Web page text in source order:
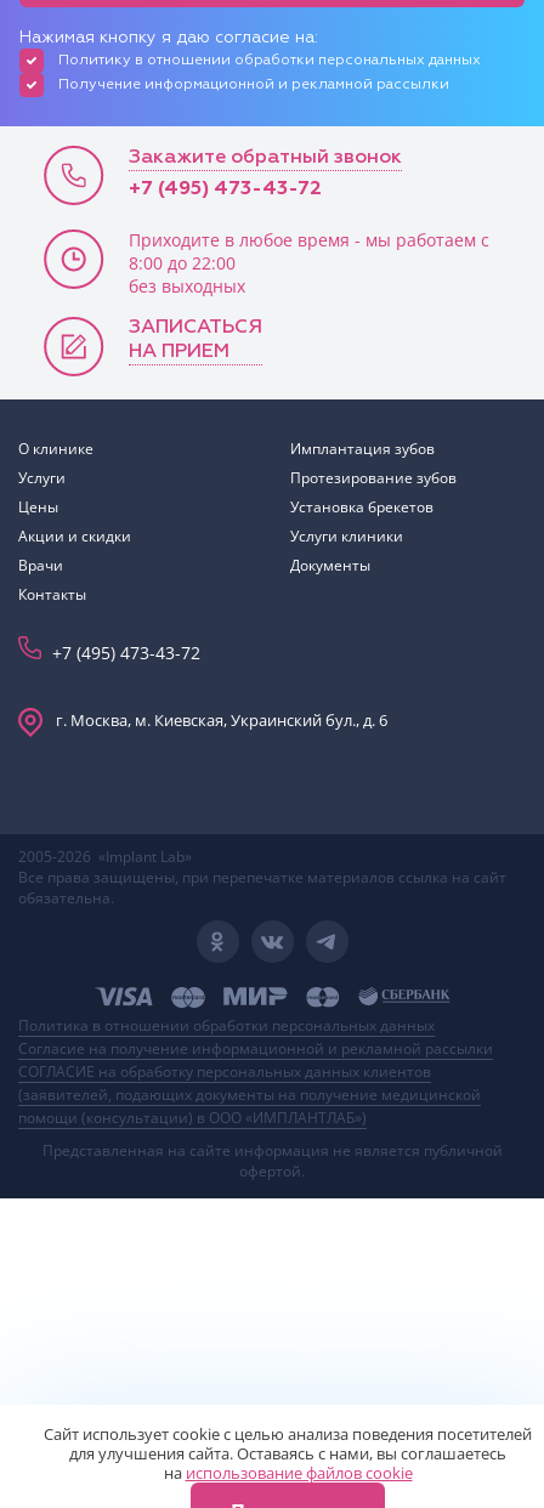
Нажимая кнопку я даю согласие на:
Политику в отношении обработки персональных данных
Получение информационной и рекламной рассылки
Закажите обратный звонок
+7 (495) 473-43-72
Приходите в любое время - мы работаем с
8:00 до 22:00
без выходных
ЗАПИСАТЬСЯ
НА ПРИЕМ
О клинике
Услуги
Цены
Акции и скидки
Врачи
Контакты
Имплантация зубов
Протезирование зубов
Установка брекетов
Услуги клиники
Документы
+7 (495) 473-43-72
г. Москва, м. Киевская, Украинский бул., д. 6
2005-2026 «Implant Lab»
Все права защищены, при перепечатке материалов ссылка на сайт
обязательна.
Политика в отношении обработки персональных данных
Согласие на получение информационной и рекламной рассылки
СОГЛАСИЕ на обработку персональных данных клиентов
(заявителей, подающих документы на получение медицинской
помощи (консультации) в ООО «ИМПЛАНТЛАБ»)
Представленная на сайте информация не является публичной
офертой.
Сайт использует сооkiе с целью анализа поведения посетителей
для улучшения сайта. Оставаясь с нами, вы соглашаетесь
на использование файлов сооkiе